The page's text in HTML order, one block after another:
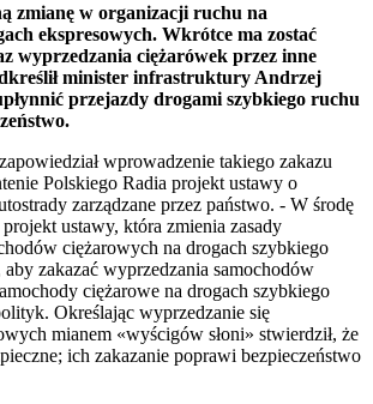
zmianę w organizacji ruchu na
ekspresowych. Wkrótce ma zostać
wyprzedzania ciężarówek przez inne
minister infrastruktury Andrzej
przejazdy drogami szybkiego ruchu
wprowadzenie takiego zakazu
Polskiego Radia projekt ustawy o
zarządzane przez państwo. - W środę
ustawy, która zmienia zasady
ciężarowych na drogach szybkiego
zakazać wyprzedzania samochodów
ciężarowe na drogach szybkiego
Określając wyprzedzanie się
mianem «wyścigów słoni» stwierdził, że
ich zakazanie poprawi bezpieczeństwo